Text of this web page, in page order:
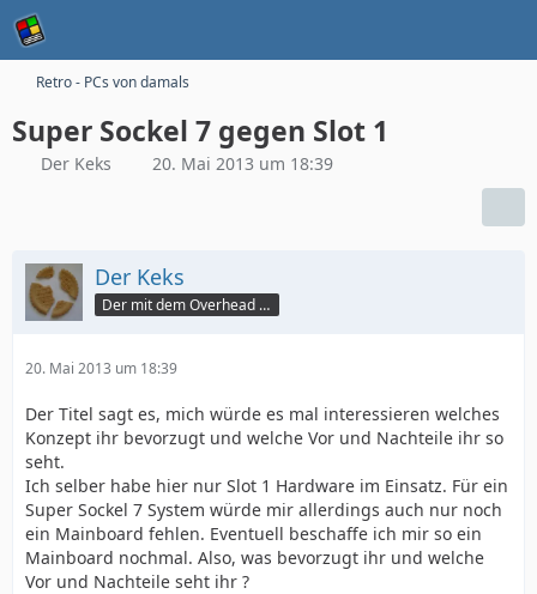
Retro - PCs von damals
Super Sockel 7 gegen Slot 1
Der Keks 20. Mai 2013 um 18:39
Der Keks
Der mit dem Overhead PC
20. Mai 2013 um 18:39
Der Titel sagt es, mich würde es mal interessieren welches
Konzept ihr bevorzugt und welche Vor und Nachteile ihr so
seht.
Ich selber habe hier nur Slot 1 Hardware im Einsatz. Für ein
Super Sockel 7 System würde mir allerdings auch nur noch
ein Mainboard fehlen. Eventuell beschaffe ich mir so ein
Mainboard nochmal. Also, was bevorzugt ihr und welche
Vor und Nachteile seht ihr ?